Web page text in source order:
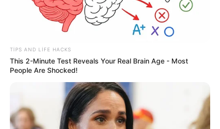
12:58 / 06 Avqust 2026
Kollektorlar və BOKT əməkdaşları
borclunun ailəsiniqorxuda bilər?
TIPS AND LIFE HACKS
This 2-Minute Test Reveals Your Real Brain Age - Most
People Are Shocked!